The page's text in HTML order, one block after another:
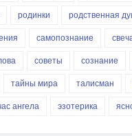
родинки
родственная
самопознание
советы сознание
тайны мира талисман
ангела эзотерика